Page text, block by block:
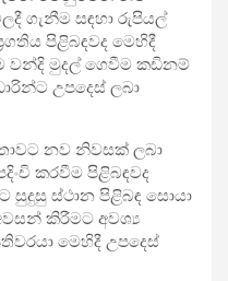
ගැනීම සඳහා රුපියල්
පිළිබඳවද මෙහිදී
වන්දි මුදල් ගෙවීම කඩිනම්
උපදෙස් ලබා
නව නිවසක් ලබා
කරවීම පිළිබඳවද
සුදුසු ස්ථාන පිළිබඳ සොයා
කිරීමට අවශ්‍ය
මෙහිදී උපදෙස්